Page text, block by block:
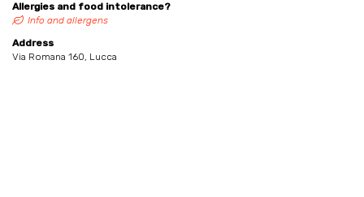
Allergies and food intolerance?
Info and allergens
Address
Via Romana 160, Lucca